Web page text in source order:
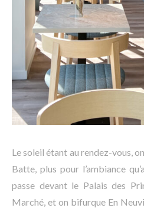
Le soleil étant au rendez-vous,
Batte, plus pour l’ambiance
passe devant le Palais des
Marché, et on bifurque En